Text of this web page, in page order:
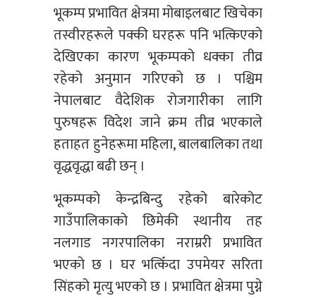
भूकम्प प्रभावित क्षेत्रमा मोबाइलबाट खिचेका
तस्वीरहरूले पक्की घरहरू पनि भत्किएको
देखिएका कारण भूकम्पको धक्का तीव्र
रहेको अनुमान गरिएको छ । पश्चिम
नेपालबाट वैदेशिक रोजगारीका लागि
पुरुषहरू विदेश जाने क्रम तीव्र भएकाले
हताहत हुनेहरूमा महिला, बालबालिका तथा
वृद्धवृद्धा बढी छन् ।
भूकम्पको केन्द्रबिन्दु रहेको बारेकोट
गाउँपालिकाको छिमेकी स्थानीय तह
नलगाड नगरपालिका नराम्ररी प्रभावित
भएको छ । घर भत्किँदा उपमेयर सरिता
सिंहको मृत्यु भएको छ । प्रभावित क्षेत्रमा पुग्ने